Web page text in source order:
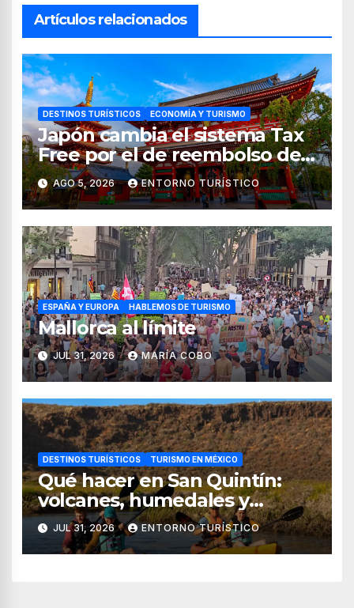
Artículos relacionados
DESTINOS TURÍSTICOS ECONOMÍA Y TURISMO
Japón cambia el sistema Tax
Free por el de reembolso de
impuestos desde noviembre
de 2026
AGO 5, 2026 ENTORNO TURÍSTICO
ESPAÑA Y EUROPA HABLEMOS DE TURISMO
Mallorca al límite
JUL 31, 2026 MARÍA COBO
DESTINOS TURÍSTICOS TURISMO EN MÉXICO
Qué hacer en San Quintín:
volcanes, humedales y
sabores del mar
JUL 31, 2026 ENTORNO TURÍSTICO